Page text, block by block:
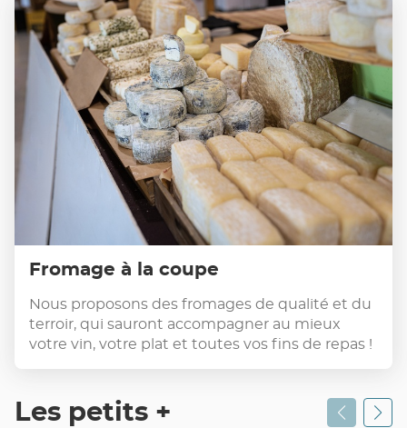
Fromage à la coupe
Nous proposons des fromages de qualité et du
terroir, qui sauront accompagner au mieux
votre vin, votre plat et toutes vos fins de repas !
Les petits +